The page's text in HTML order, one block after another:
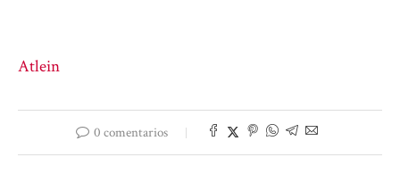
Atlein
0 comentarios